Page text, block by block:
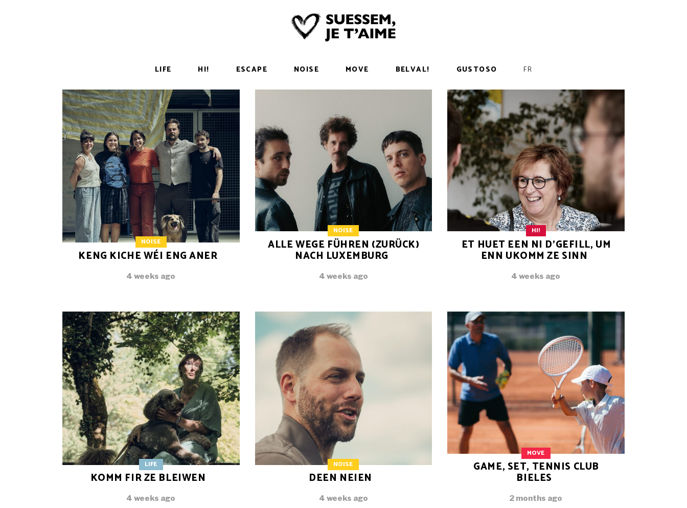
LIFE HI! ESCAPE NOISE MOVE BELVAL! GUSTOSO FR
NOISE
KENG KICHE WÉI ENG ANER
4 weeks ago
NOISE
ALLE WEGE FÜHREN (ZURÜCK)
NACH LUXEMBURG
4 weeks ago
HI!
ET HUET EEN NI D’GEFILL, UM
ENN UKOMM ZE SINN
4 weeks ago
LIFE
KOMM FIR ZE BLEIWEN
4 weeks ago
NOISE
DEEN NEIEN
4 weeks ago
MOVE
GAME, SET, TENNIS CLUB
BIELES
2 months ago